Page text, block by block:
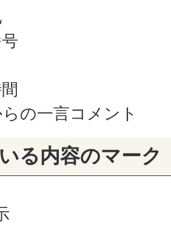
の一言コメント
る内容のマーク